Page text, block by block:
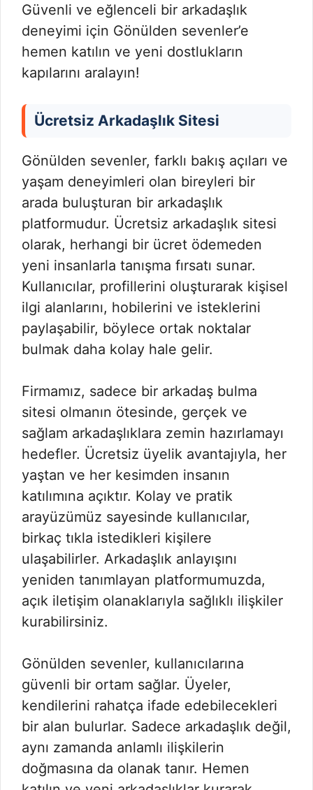
Güvenli ve eğlenceli bir arkadaşlık
deneyimi için Gönülden sevenler’e
hemen katılın ve yeni dostlukların
kapılarını aralayın!
Ücretsiz Arkadaşlık Sitesi
Gönülden sevenler, farklı bakış açıları ve
yaşam deneyimleri olan bireyleri bir
arada buluşturan bir arkadaşlık
platformudur. Ücretsiz arkadaşlık sitesi
olarak, herhangi bir ücret ödemeden
yeni insanlarla tanışma fırsatı sunar.
Kullanıcılar, profillerini oluşturarak kişisel
ilgi alanlarını, hobilerini ve isteklerini
paylaşabilir, böylece ortak noktalar
bulmak daha kolay hale gelir.
Firmamız, sadece bir arkadaş bulma
sitesi olmanın ötesinde, gerçek ve
sağlam arkadaşlıklara zemin hazırlamayı
hedefler. Ücretsiz üyelik avantajıyla, her
yaştan ve her kesimden insanın
katılımına açıktır. Kolay ve pratik
arayüzümüz sayesinde kullanıcılar,
birkaç tıkla istedikleri kişilere
ulaşabilirler. Arkadaşlık anlayışını
yeniden tanımlayan platformumuzda,
açık iletişim olanaklarıyla sağlıklı ilişkiler
kurabilirsiniz.
Gönülden sevenler, kullanıcılarına
güvenli bir ortam sağlar. Üyeler,
kendilerini rahatça ifade edebilecekleri
bir alan bulurlar. Sadece arkadaşlık değil,
aynı zamanda anlamlı ilişkilerin
doğmasına da olanak tanır. Hemen